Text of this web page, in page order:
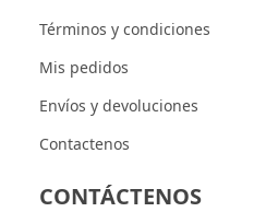
Términos y condiciones
Mis pedidos
Envíos y devoluciones
Contactenos
CONTÁCTENOS